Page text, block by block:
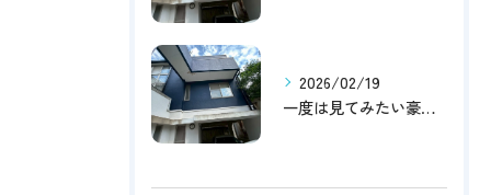
2026/02/19
一度は見てみたい豪邸！！内覧受付中です～☆